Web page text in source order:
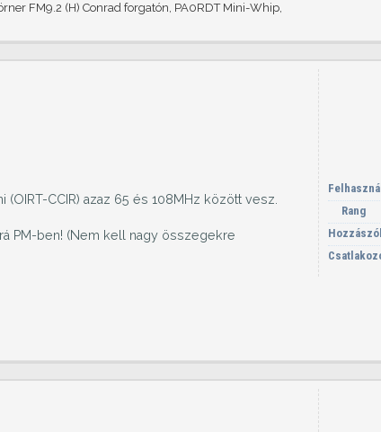
FM9.2 (H) Conrad forgatón, PA0RDT Mini-Whip,
CCIR) azaz 65 és 108MHz között vesz.
PM-ben! (Nem kell nagy összegekre
Rang